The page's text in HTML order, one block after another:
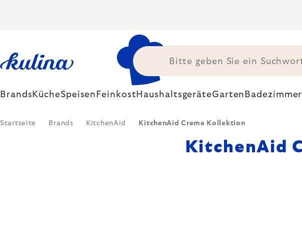
Brands KücheSpeisen FeinkostHaushaltsgeräteGarten Badezimmer
Startseite Brands KitchenAid KitchenAid Creme Kollektion
KitchenAid